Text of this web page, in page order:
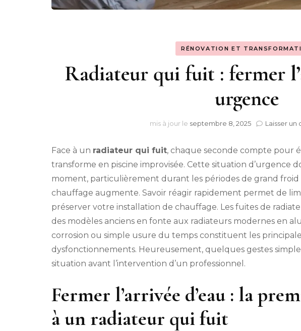
RÉNOVATION ET
Radiateur qui fuit : fermer
urgence
mis à jour le septembre 8, 2025 Laisser
Face à un radiateur qui fuit, chaque seconde compte pour
transforme en piscine improvisée. Cette situation d’urgence
moment, particulièrement durant les périodes de grand froid
chauffage augmente. Savoir réagir rapidement permet de
préserver votre installation de chauffage. Les fuites de
des modèles anciens en fonte aux radiateurs modernes en
corrosion ou simple usure du temps constituent les
dysfonctionnements. Heureusement, quelques gestes
situation avant l’intervention d’un professionnel.
Fermer l’arrivée d’eau : la
à un radiateur qui fuit